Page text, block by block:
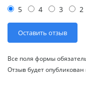
5
4 3 2
Все поля формы
Отзыв будет